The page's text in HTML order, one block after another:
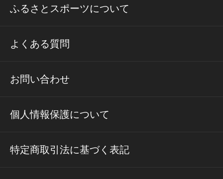
ふるさとスポーツについて
よくある質問
お問い合わせ
個人情報保護について
特定商取引法に基づく表記